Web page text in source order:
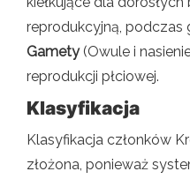
reprodukcyjną,
Gamety(Owule i
reprodukcji płciowej.
Klasyfikacja
Klasyfikacja członków
złożona, ponieważ